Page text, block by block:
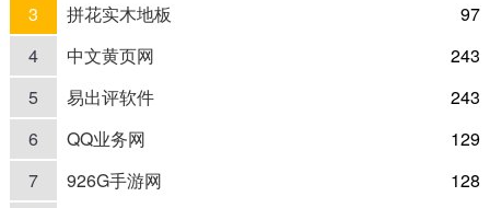
3
拼花实木地板
97
4
中文黄页网
243
5
易出评软件
243
6
QQ业务网
129
7
926G手游网
128